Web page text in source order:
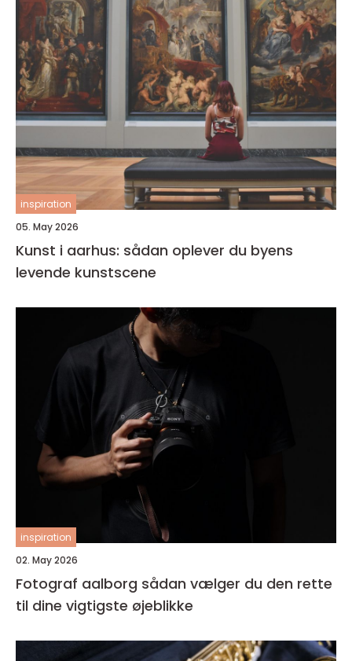
inspiration
05. May 2026
Kunst i aarhus: sådan oplever du byens
levende kunstscene
inspiration
02. May 2026
Fotograf aalborg sådan vælger du den rette
til dine vigtigste øjeblikke